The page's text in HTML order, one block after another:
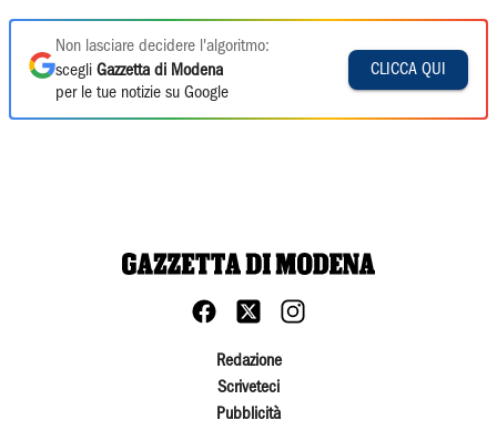
Non lasciare decidere l'algoritmo:
scegli Gazzetta di Modena
per le tue notizie su Google
CLICCA QUI
Redazione
Scriveteci
Pubblicità